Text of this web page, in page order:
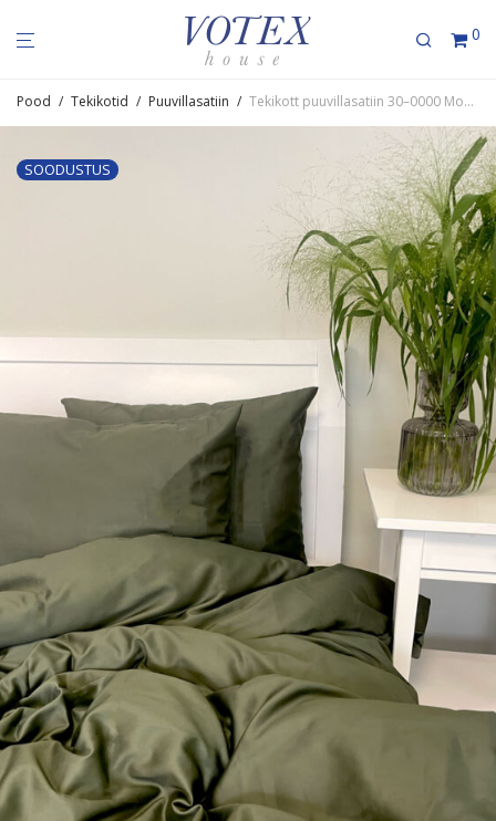
0
Pood / Tekikotid / Puuvillasatiin / Tekikott puuvil­la­satiin 30–0000 MossGreen
SOODUSTUS